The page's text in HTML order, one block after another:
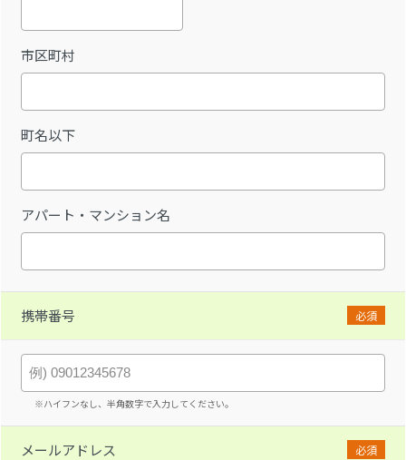
市区町村
町名以下
アパート・マンション名
携帯番号 必須
※ハイフンなし、半角数字で入力してください。
メールアドレス 必須